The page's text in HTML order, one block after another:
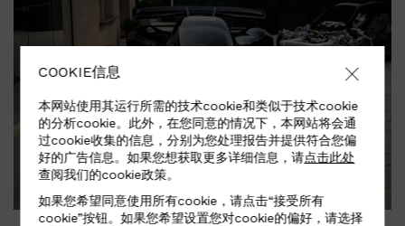
COOKIE信息
本网站使用其运行所需的技术cookie和类似于技术cookie
的分析cookie。此外，在您同意的情况下，本网站将会通
过cookie收集的信息，分别为您处理报告并提供符合您偏
好的广告信息。如果您想获取更多详细信息，请点击此处
查阅我们的cookie政策。
如果您希望同意使用所有cookie，请点击“接受所有
cookie”按钮。如果您希望设置您对cookie的偏好，请选择